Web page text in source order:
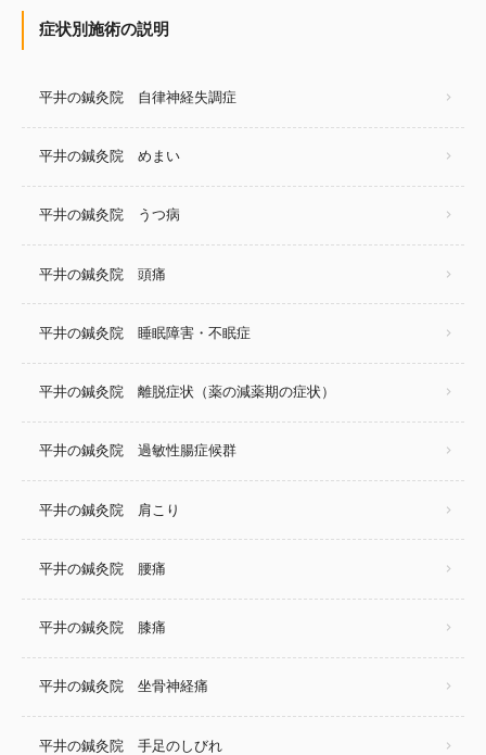
症状別施術の説明
平井の鍼灸院 自律神経失調症
平井の鍼灸院 めまい
平井の鍼灸院 うつ病
平井の鍼灸院 頭痛
平井の鍼灸院 睡眠障害・不眠症
平井の鍼灸院 離脱症状（薬の減薬期の症状）
平井の鍼灸院 過敏性腸症候群
平井の鍼灸院 肩こり
平井の鍼灸院 腰痛
平井の鍼灸院 膝痛
平井の鍼灸院 坐骨神経痛
平井の鍼灸院 手足のしびれ